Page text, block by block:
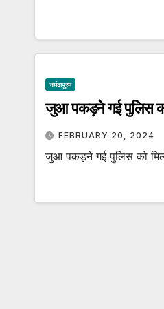
नर्मदापुरम
जुआ पकड़ने गई पुलिस
FEBRUARY 20, 2024
जुआ पकड़ने गई पुलिस को